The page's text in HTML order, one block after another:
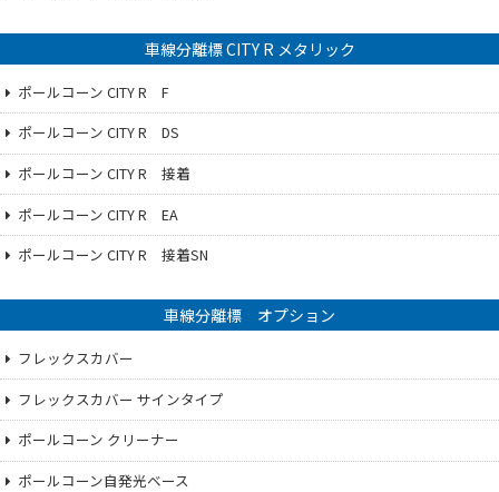
車線分離標 CITY R メタリック
ポールコーン CITY R F
ポールコーン CITY R DS
ポールコーン CITY R 接着
ポールコーン CITY R EA
ポールコーン CITY R 接着SN
車線分離標 オプション
フレックスカバー
フレックスカバー サインタイプ
ポールコーン クリーナー
ポールコーン自発光ベース